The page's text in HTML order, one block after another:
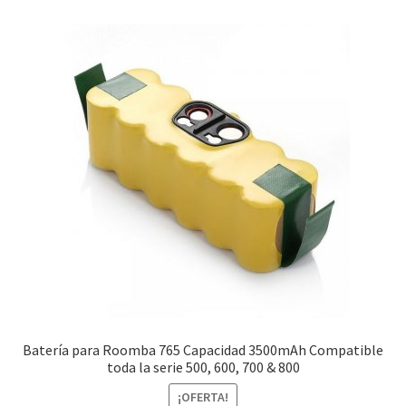
Batería para Roomba 765 Capacidad 3500mAh Compatible
toda la serie 500, 600, 700 & 800
¡OFERTA!